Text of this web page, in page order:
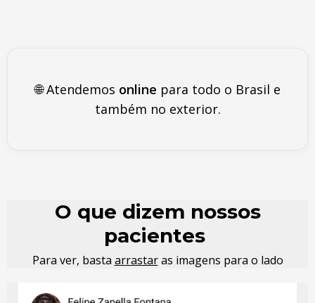
🌐 Atendemos online para todo o Brasil e
também no exterior.
O que dizem nossos
pacientes
Para ver, basta arrastaras imagens para o lado